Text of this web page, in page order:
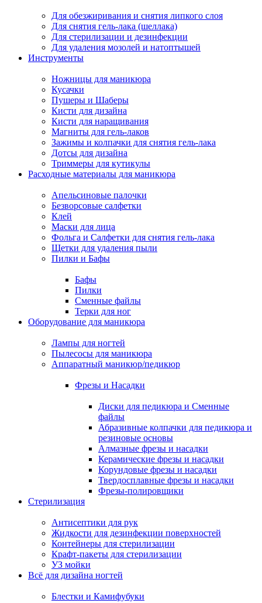
Для обезжиривания и снятия липкого слоя
Для снятия гель-лака (шеллака)
Для стерилизации и дезинфекции
Для удаления мозолей и натоптышей
Инструменты
Ножницы для маникюра
Кусачки
Пушеры и Шаберы
Кисти для дизайна
Кисти для наращивания
Магниты для гель-лаков
Зажимы и колпачки для снятия гель-лака
Дотсы для дизайна
Триммеры для кутикулы
Расходные материалы для маникюра
Апельсиновые палочки
Безворсовые салфетки
Клей
Маски для лица
Фольга и Салфетки для снятия гель-лака
Щетки для удаления пыли
Пилки и Бафы
Бафы
Пилки
Сменные файлы
Терки для ног
Оборудование для маникюра
Лампы для ногтей
Пылесосы для маникюра
Аппаратный маникюр/педикюр
Фрезы и Насадки
Диски для педикюра и Сменные
файлы
Абразивные колпачки для педикюра и
резиновые основы
Алмазные фрезы и насадки
Керамические фрезы и насадки
Корундовые фрезы и насадки
Твердосплавные фрезы и насадки
Фрезы-полировщики
Стерилизация
Антисептики для рук
Жидкости для дезинфекции поверхностей
Контейнеры для стерилизации
Крафт-пакеты для стерилизации
УЗ мойки
Всё для дизайна ногтей
Блестки и Камифубуки